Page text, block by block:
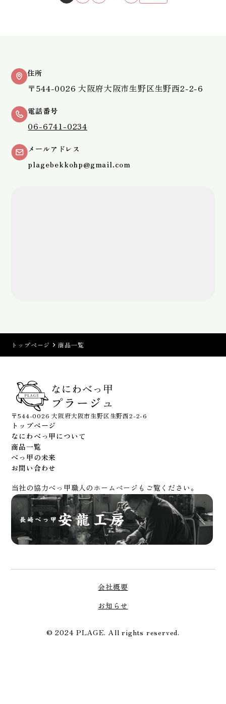
住所
〒544-0026 大阪府大阪市生野区生野西2-2-6
電話番号
06-6741-0234
メールアドレス
plagebekkohp@gmail.com
トップページ 商品一覧
〒544-0026 大阪府大阪市生野区生野西2-2-6
トップページ
なにわべっ甲について
商品一覧
べっ甲の未来
お問い合わせ
当社の協力べっ甲職人のホームページもご覧ください。
© 2024 PLAGE. All rights reserved.
会社概要
お知らせ